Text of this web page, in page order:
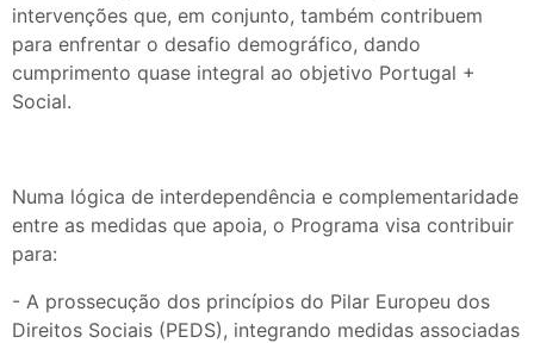
intervenções que, em conjunto, também contribuem
para enfrentar o desafio demográfico, dando
cumprimento quase integral ao objetivo Portugal +
Social.
Numa lógica de interdependência e complementaridade
entre as medidas que apoia, o Programa visa contribuir
para:
- A prossecução dos princípios do Pilar Europeu dos
Direitos Sociais (PEDS), integrando medidas associadas